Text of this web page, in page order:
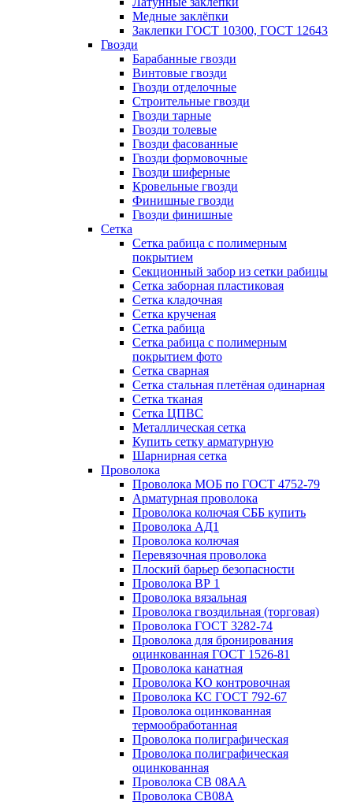
Медные заклёпки
Заклепки ГОСТ 10300, ГОСТ 12643
Гвозди
Барабанные гвозди
Винтовые гвозди
Гвозди отделочные
Строительные гвозди
Гвозди тарные
Гвозди толевые
Гвозди фасованные
Гвозди формовочные
Гвозди шиферные
Кровельные гвозди
Финишные гвозди
Гвозди финишные
Сетка
Сетка рабица с полимерным
покрытием
Секционный забор из сетки рабицы
Сетка заборная пластиковая
Сетка кладочная
Сетка крученая
Сетка рабица
Сетка рабица с полимерным
покрытием фото
Сетка сварная
Сетка стальная плетёная одинарная
Сетка тканая
Сетка ЦПВС
Металлическая сетка
Купить сетку арматурную
Шарнирная сетка
Проволока
Проволока МОБ по ГОСТ 4752-79
Арматурная проволока
Проволока колючая СББ купить
Проволока АД1
Проволока колючая
Перевязочная проволока
Плоский барьер безопасности
Проволока ВР 1
Проволока вязальная
Проволока гвоздильная (торговая)
Проволока ГОСТ 3282-74
Проволока для бронирования
оцинкованная ГОСТ 1526-81
Проволока канатная
Проволока КО контровочная
Проволока КС ГОСТ 792-67
Проволока оцинкованная
термообработанная
Проволока полиграфическая
Проволока полиграфическая
оцинкованная
Проволока СВ 08АА
Проволока СВ08А